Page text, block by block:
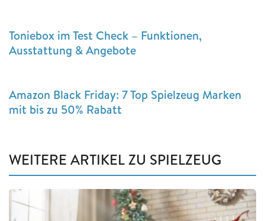
Toniebox im Test Check – Funktionen,
Ausstattung & Angebote
Amazon Black Friday: 7 Top Spielzeug Marken
mit bis zu 50% Rabatt
WEITERE ARTIKEL ZU SPIELZEUG